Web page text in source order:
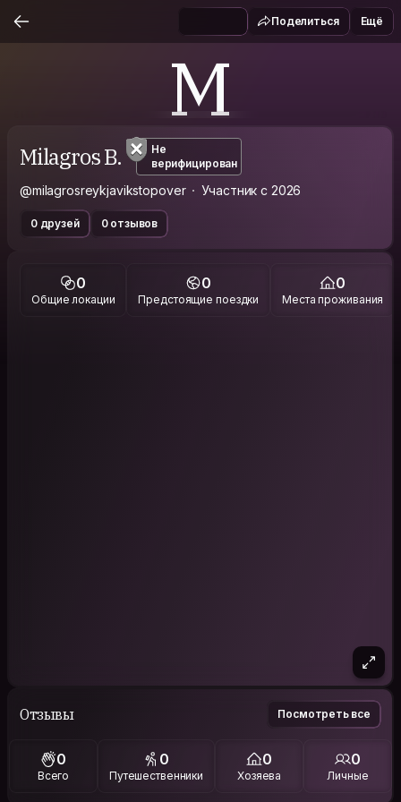
Поделиться Ещё
M
Milagros B.
Не
верифицирован
@milagrosreykjavikstopover Участник с 2026
0 друзей 0 отзывов
0
Общие локации
0
Предстоящие поездки
0
Места проживания
Отзывы Посмотреть все
0
Всего
0
Путешественники
0
Хозяева
0
Личные